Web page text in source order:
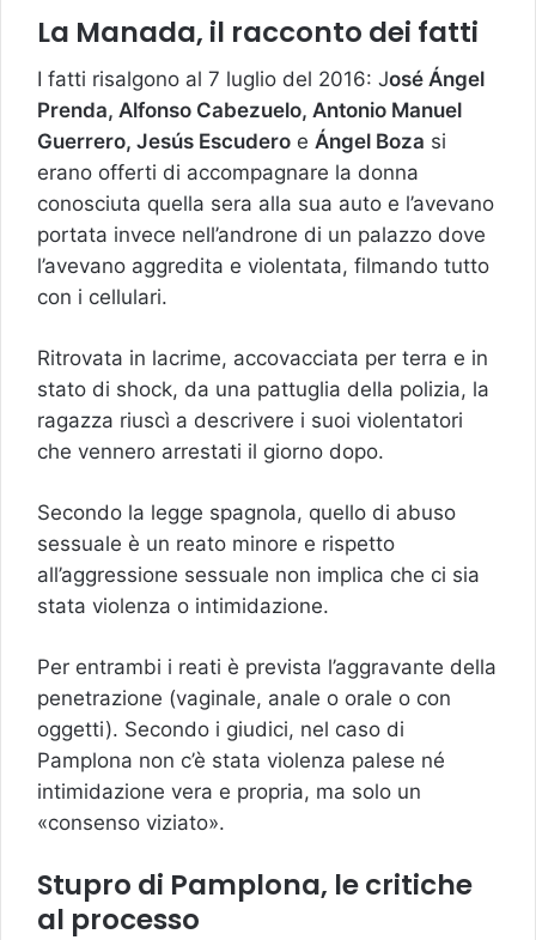
La Manada, il racconto dei fatti
I fatti risalgono al 7 luglio del 2016: José Ángel
Prenda, Alfonso Cabezuelo, Antonio Manuel
Guerrero, Jesús Escudero e Ángel Boza si
erano offerti di accompagnare la donna
conosciuta quella sera alla sua auto e l’avevano
portata invece nell’androne di un palazzo dove
l’avevano aggredita e violentata, filmando tutto
con i cellulari.
Ritrovata in lacrime, accovacciata per terra e in
stato di shock, da una pattuglia della polizia, la
ragazza riuscì a descrivere i suoi violentatori
che vennero arrestati il giorno dopo.
Secondo la legge spagnola, quello di abuso
sessuale è un reato minore e rispetto
all’aggressione sessuale non implica che ci sia
stata violenza o intimidazione.
Per entrambi i reati è prevista l’aggravante della
penetrazione (vaginale, anale o orale o con
oggetti). Secondo i giudici, nel caso di
Pamplona non c’è stata violenza palese né
intimidazione vera e propria, ma solo un
«consenso viziato».
Stupro di Pamplona, le critiche
al processo